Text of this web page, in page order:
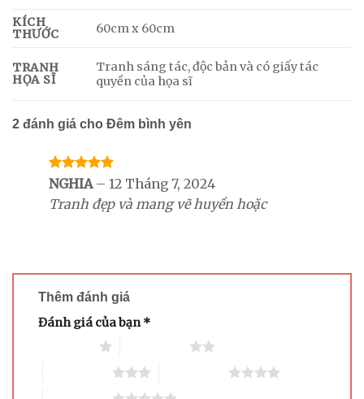
KÍCH
THƯỚC
60cm x 60cm
TRANH
HỌA SĨ
Tranh sáng tác, độc bản và có giấy tác
quyền của họa sĩ
2 đánh giá cho Đêm bình yên
Được xếp
sao
NGHIA – 12 Tháng 7, 2024
Tranh đẹp và mang vẽ huyền hoặc
Thêm đánh giá
Đánh giá của bạn*